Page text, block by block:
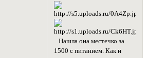
Нашла она местечко за
1500 с питанием. Как и